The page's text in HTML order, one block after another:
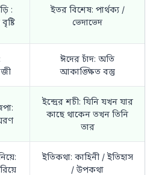
:
ইতর বিশেষ: পার্থক্য /
ভেদাভেদ
ঈদের চাঁদ: অতি
আকাঙ্ক্ষিত বস্তু
ইন্দ্রের শচী: যিনি যখন যার
কাছে থাকেন তখন তিনি
তার
ইতিকথা: কাহিনী / ইতিহাস
/ উপকথা